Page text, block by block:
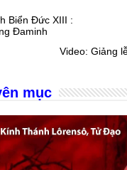
A
d
s
Biển Ðức XIII :
Đaminh
Video: Giảng
mục